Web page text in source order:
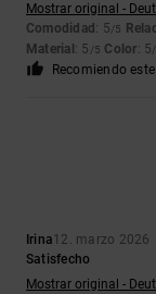
Mostrar original -
Comodidad : 5/5
Material : 5 /5 Color: 5
Recomiendo
Irina12. marzo 2026
Satisfecho
Mostrar original -